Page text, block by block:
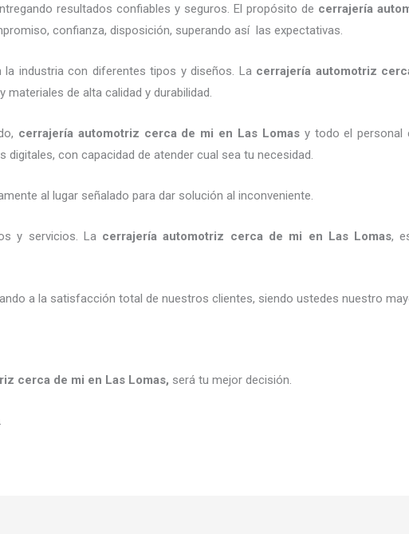
resultados confiables y seguros. El propósito de cerrajería
confianza, disposición, superando así las expectativas.
industria con diferentes tipos y diseños. La cerrajería automotriz
de alta calidad y durabilidad.
cerrajería automotriz cerca de mi en Las Lomasy todo el personal
con capacidad de atender cual sea tu necesidad.
al lugar señalado para dar solución al inconveniente.
y servicios. La cerrajería automotriz cerca de mi en Las Lomas,
a la satisfacción total de nuestros clientes, siendo ustedes nuestro
cerca de mi en Las Lomas, será tu mejor decisión.